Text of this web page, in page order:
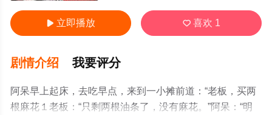
 立即播放 喜欢 1
剧情介绍 我要评分
阿呆早上起床，去吃早点，来到一小摊前道：“老板，买两
根麻花１老板：“只剩两根油条了，没有麻花。”阿呆：“明